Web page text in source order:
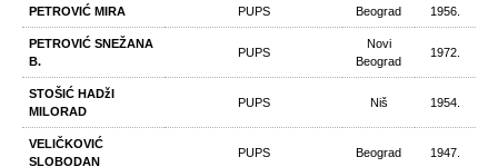
PETROVIĆ MIRA PUPS Beograd 1956.
PETROVIĆ SNEŽANA
B.
PUPS
Novi
Beograd
1972.
STOŠIĆ HADžI
MILORAD
PUPS Niš 1954.
VELIČKOVIĆ
SLOBODAN
PUPS Beograd 1947.